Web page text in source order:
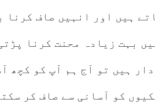
ہیں اور انہیں صاف کرنا
بہت زیادہ محنت کرنا
ہیں تو آج ہم آپ کو کچھ
کو آسانی سے صاف کر